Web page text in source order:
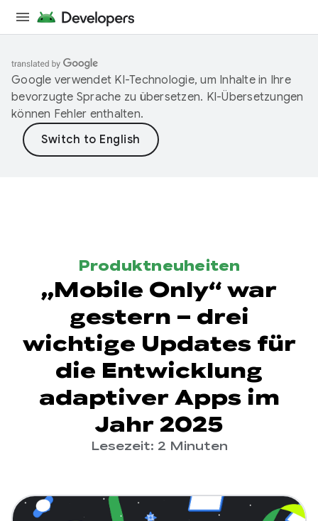
Google verwendet KI-Technologie, um Inhalte in Ihre
bevorzugte Sprache zu übersetzen. KI-Übersetzungen
können Fehler enthalten.
Produktneuheiten
„Mobile Only“ war
gestern – drei
wichtige Updates für
die Entwicklung
adaptiver Apps im
Jahr 2025
Lesezeit: 2 Minuten